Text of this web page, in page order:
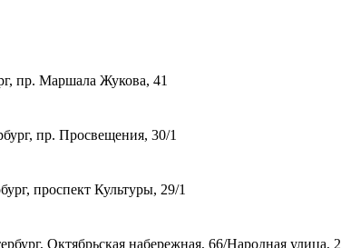
пр. Маршала Жукова, 41
пр. Просвещения, 30/1
проспект Культуры, 29/1
Октябрьская набережная, 66/Народная улица, 2